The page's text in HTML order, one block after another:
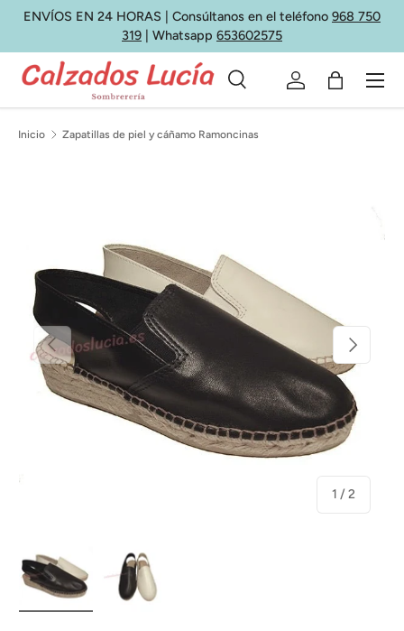
Ir al contenido
ENVÍOS EN 24 HORAS | Consúltanos en el teléfono 968 750
319 | Whatsapp 653602575
Buscar
Tipo de producto
Buscar Iniciar sesión
Bolsa
Menú
Inicio Zapatillas de piel y cáñamo Ramoncinas
Anterior
1 /de
2
Siguiente